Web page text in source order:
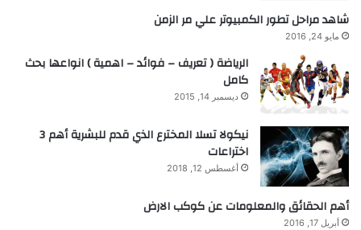
شاهد مراحل تطور الكمبيوتر علي مر الزمن
مايو 24, 2016
الرياضة ( تعريف – فوائد – اهمية ) انواعها بحث
كامل
ديسمبر 14, 2015
نيكولا تسلا المخترع الذي قدم للبشرية أهم 3
اختراعات
أغسطس 12, 2018
أهم الحقائق والمعلومات عن كوكب الارض
أبريل 17, 2016